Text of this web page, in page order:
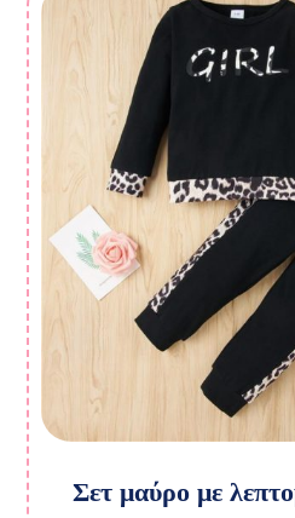
Σετ μαύρο με